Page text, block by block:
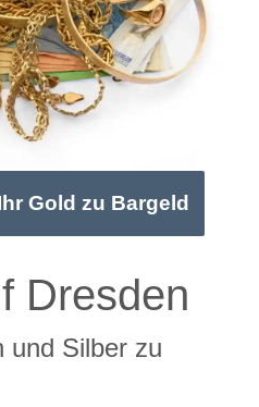
Gold zu Bargeld
Dresden
und Silber zu